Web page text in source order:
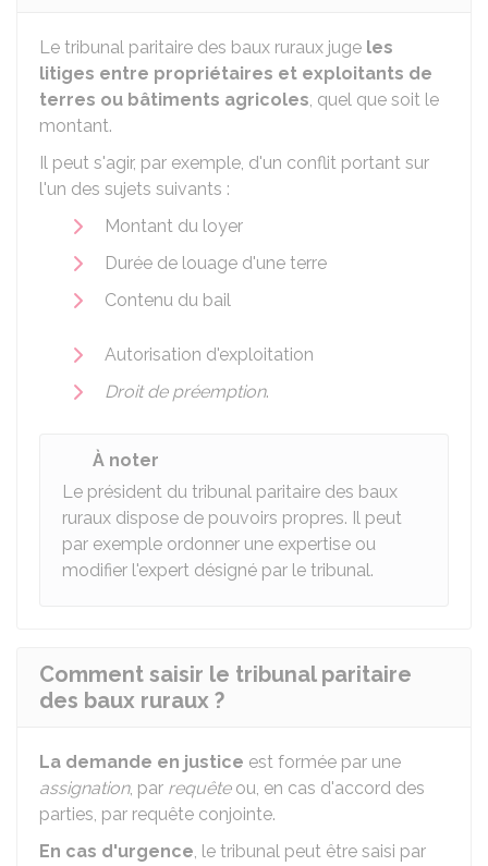
Le tribunal paritaire des baux ruraux juge les
litiges entre propriétaires et exploitants de
terres ou bâtiments agricoles, quel que soit le
montant.
Il peut s'agir, par exemple, d'un conflit portant sur
l'un des sujets suivants :
Montant du loyer
Durée de louage d'une terre
Contenu du bail
Autorisation d'exploitation
Droit de préemption.
À noter
Le président du tribunal paritaire des baux
ruraux dispose de pouvoirs propres. Il peut
par exemple ordonner une expertise ou
modifier l'expert désigné par le tribunal.
Comment saisir le tribunal paritaire
des baux ruraux ?
La demande en justice est formée par une
assignation, par requêteou, en cas d'accord des
parties, par requête conjointe.
En cas d'urgence, le tribunal peut être saisi par